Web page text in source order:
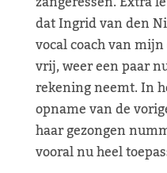
dat Ingrid van den
vocal coach van
vrij, weer een paar
rekening neemt. In
opname van de
haar gezongen
vooral nu heel